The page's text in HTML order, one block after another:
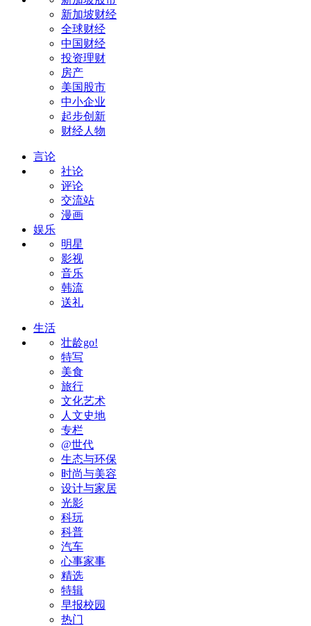
新加坡财经
全球财经
中国财经
投资理财
房产
美国股市
中小企业
起步创新
财经人物
言论
社论
评论
交流站
漫画
娱乐
明星
影视
音乐
韩流
送礼
生活
壮龄go!
特写
美食
旅行
文化艺术
人文史地
专栏
@世代
生态与环保
时尚与美容
设计与家居
光影
科玩
科普
汽车
心事家事
精选
特辑
早报校园
热门